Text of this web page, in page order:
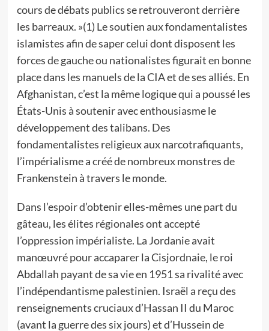
cours de débats publics se retrouveront derrière
les barreaux. »(1) Le soutien aux fondamentalistes
islamistes afin de saper celui dont disposent les
forces de gauche ou nationalistes figurait en bonne
place dans les manuels de la CIA et de ses alliés. En
Afghanistan, c’est la même logique qui a poussé les
États-Unis à soutenir avec enthousiasme le
développement des talibans. Des
fondamentalistes religieux aux narcotrafiquants,
l’impérialisme a créé de nombreux monstres de
Frankenstein à travers le monde.
Dans l’espoir d’obtenir elles-mêmes une part du
gâteau, les élites régionales ont accepté
l’oppression impérialiste. La Jordanie avait
manœuvré pour accaparer la Cisjordnaie, le roi
Abdallah payant de sa vie en 1951 sa rivalité avec
l’indépendantisme palestinien. Israël a reçu des
renseignements cruciaux d’Hassan II du Maroc
(avant la guerre des six jours) et d’Hussein de